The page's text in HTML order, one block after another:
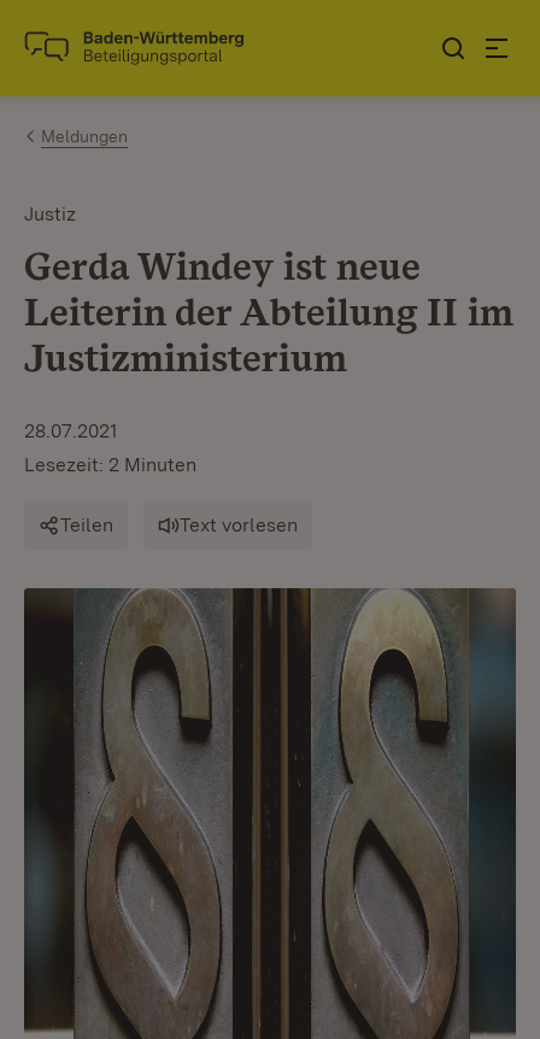
Zum Inhalt springen
Link zur Startseite
Meldungen
Justiz
Gerda Windey ist neue
Leiterin der Abteilung II im
Justizministerium
28.07.2021
Lesezeit: 2 Minuten
Teilen Text vorlesen